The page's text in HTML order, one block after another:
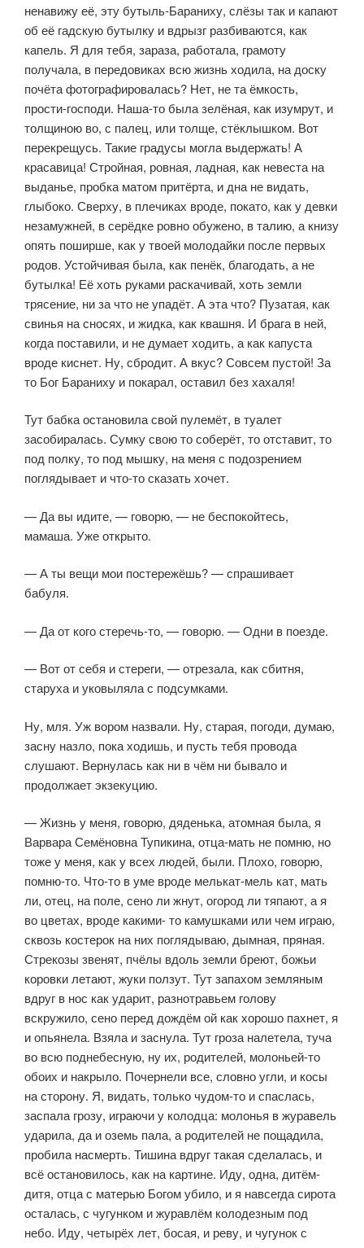
ненавижу её, эту бутыль-Бараниху, слёзы так и капают
об её гадскую бутылку и вдрызг разбиваются, как
капель. Я для тебя, зараза, работала, гра­моту
получала, в передовиках всю жизнь ходила, на доску
почёта фотогра­фировалась? Нет, не та ёмкость,
прости-господи. Наша-то была зелёная, как изумрут, и
толщиною во, с палец, или толще, стёклышком. Вот
перекрещусь. Такие градусы могла выдержать! А
красавица! Стройная, ровная, ладная, как невеста на
выданье, пробка матом притёрта, и дна не видать,
глыбоко. Сверху, в плечиках вроде, покато, как у девки
незамужней, в серёдке ровно обужено, в талию, а книзу
опять поширше, как у твоей молодайки после первых
родов. Устойчивая была, как пенёк, благодать, а не
бутылка! Её хоть руками раска­чивай, хоть земли
трясение, ни за что не упадёт. А эта что? Пузатая, как
сви­нья на сносях, и жидка, как квашня. И брага в ней,
когда поставили, и не ду­мает ходить, а как капуста
вроде киснет. Ну, сбродит. А вкус? Совсем пустой! За
то Бог Бараниху и покарал, оставил без хахаля!
Тут бабка остановила свой пулемёт, в туалет
засобиралась. Сумку свою то соберёт, то отставит, то
под полку, то под мышку, на меня с подозрением
поглядывает и что-то сказать хочет.
— Да вы идите, — говорю, — не беспокойтесь,
мамаша. Уже открыто.
— А ты вещи мои постережёшь? — спрашивает
бабуля.
— Да от кого стеречь-то, — говорю. — Одни в поезде.
— Вот от себя и стереги, — отрезала, как сбитня,
старуха и уковыляла с подсумками.
Ну, мля. Уж вором назвали. Ну, старая, погоди, думаю,
засну назло, пока ходишь, и пусть тебя провода
слушают. Вернулась как ни в чём ни бывало и
продолжает экзекуцию.
— Жизнь у меня, говорю, дяденька, атомная была, я
Варвара Семёнов­на Тупикина, отца-мать не помню, но
тоже у меня, как у всех людей, были. Плохо, говорю,
помню-то. Что-то в уме вроде мелькат-мель кат, мать
ли, отец, на поле, сено ли жнут, огород ли тяпают, а я
во цветах, вроде какими- то камушками или чем играю,
сквозь костерок на них поглядываю, дымная, пряная.
Стрекозы звенят, пчёлы вдоль земли бреют, божьи
коровки лета­ют, жуки ползут. Тут запахом земляным
вдруг в нос как ударит, разнотравьем голову
вскружило, сено перед дождём ой как хорошо пахнет, я
и опьянела. Взяла и заснула. Тут гроза налетела, туча
во всю поднебесную, ну их, роди­телей, молоньей-то
обоих и накрыло. Почернели все, словно угли, и косы
на сторону. Я, видать, только чудом-то и спаслась,
заспала грозу, играючи у ко­лодца: молонья в журавель
ударила, да и оземь пала, а родителей не пощади­ла,
пробила насмерть. Тишина вдруг такая сделалась, и
всё остановилось, как на картине. Иду, одна, дитём-
дитя, отца с матерью Богом убило, и я навсегда сирота
осталась, с чугунком и журавлём колодезным под
небо. Иду, четырёх лет, босая, и реву, и чугунок с